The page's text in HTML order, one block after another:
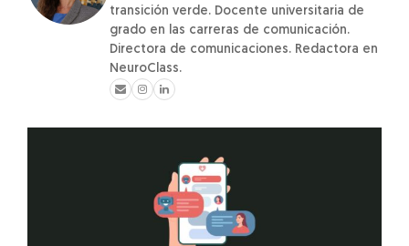
transición verde. Docente universitaria de
grado en las carreras de comunicación.
Directora de comunicaciones. Redactora en
NeuroClass.